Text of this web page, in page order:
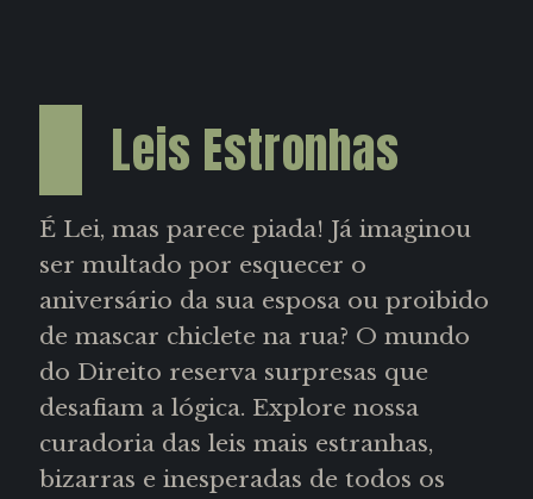
Leis Estronhas
É Lei, mas parece piada! Já imaginou
ser multado por esquecer o
aniversário da sua esposa ou proibido
de mascar chiclete na rua? O mundo
do Direito reserva surpresas que
desafiam a lógica. Explore nossa
curadoria das leis mais estranhas,
bizarras e inesperadas de todos os